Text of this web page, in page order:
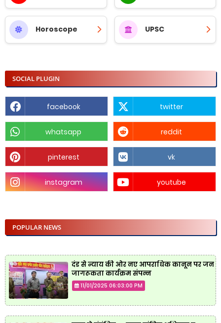
Horoscope UPSC
SOCIAL PLUGIN
facebook twitter
whatsapp reddit
pinterest vk
instagram youtube
POPULAR NEWS
दंड से न्याय की ओर नए आपराधिक कानून पर जन
जागरूकता कार्यक्रम संपन्न
11/01/2025 06:03:00 PM